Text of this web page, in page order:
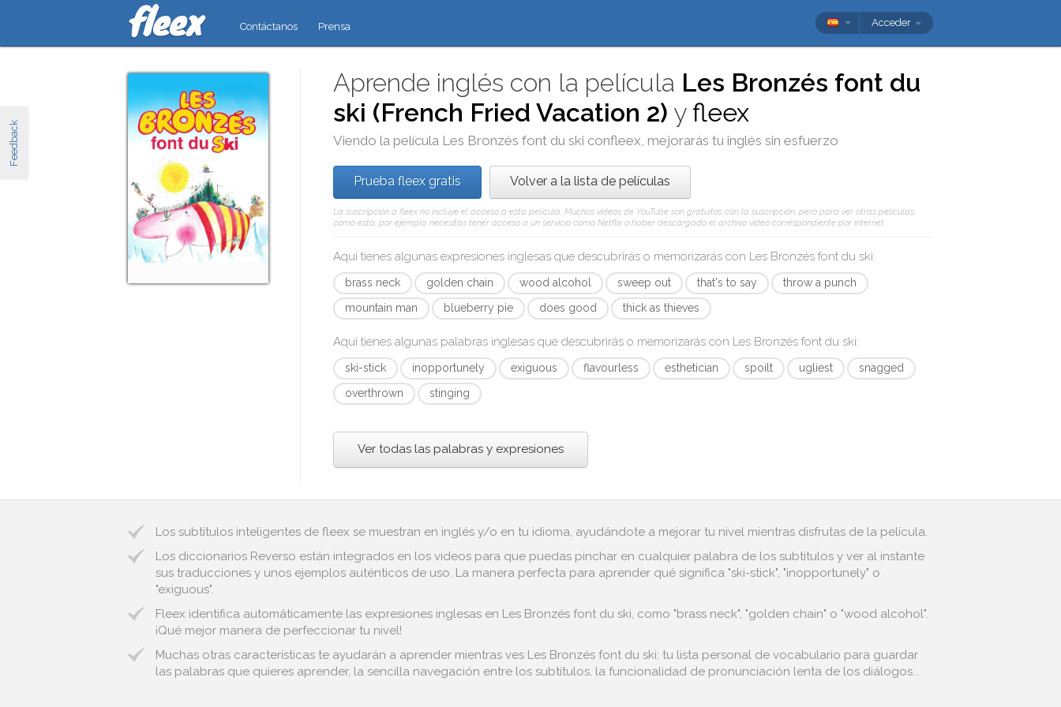
Feedback
Contáctanos Prensa Acceder
Aprende inglés con la película Les Bronzés font du
ski (French Fried Vacation 2) yfleex
Viendo la película Les Bronzés font du ski confleex, mejorarás tu inglés sin esfuerzo
Prueba fleex gratis Volver a la lista de películas
La suscripción a fleex no incluye el acceso a esta película. Muchos vídeos de YouTube son gratuitos con la suscripción, pero para ver otras películas,
como ésta, por ejemplo, necesitas tener acceso a un servicio como Netflix o haber descargado el archivo vídeo correspondiente por internet.
Aquí tienes algunas expresiones inglesas que descubrirás o memorizarás con Les Bronzés font du ski:
brass neck golden chain wood alcohol sweep out that's to say
throw a punch
mountain man
blueberry pie does good thick as thieves
Aquí tienes algunas palabras inglesas que descubrirás o memorizarás con Les Bronzés font du ski:
ski-stick inopportunely exiguous flavourless esthetician spoilt ugliest
snagged
overthrown
stinging
Ver todas las palabras y expresiones
Los subtítulos inteligentes de fleex se muestran en inglés y/o en tu idioma, ayudándote a mejorar tu nivel mientras disfrutas de la película.
Los diccionarios Reverso están integrados en los vídeos para que puedas pinchar en cualquier palabra de los subtítulos y ver al instante
sus traducciones y unos ejemplos auténticos de uso. La manera perfecta para aprender qué significa "ski-stick", "inopportunely" o
"exiguous".
Fleex identifica automáticamente las expresiones inglesas en Les Bronzés font du ski, como "brass neck", "golden chain" o "wood alcohol".
¡Qué mejor manera de perfeccionar tu nivel!
Muchas otras características te ayudarán a aprender mientras ves Les Bronzés font du ski: tu lista personal de vocabulario para guardar
las palabras que quieres aprender, la sencilla navegación entre los subtítulos, la funcionalidad de pronunciación lenta de los diálogos...